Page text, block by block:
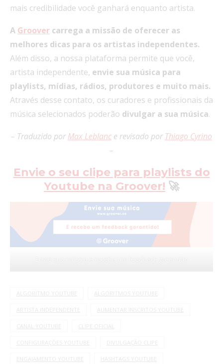
mais credibilidade você ganhará enquanto artista.
A Groover carrega a missão de oferecer as
melhores dicas para os artistas independentes.
Além disso, a nossa plataforma permite que você,
artista independente, envie sua música para
playlists, mídias, rádios, produtores e muito mais.
Através desse contato, os curadores e profissionais da
música selecionados poderão divulgar a sua música.
– Traduzido porMax Leblanc e revisado por Thiago Cyrino
–
Envie o seu clipe para playlists do
Youtube na Groover! 🚀
ALGORITMO YOUTUBE ALGORITMOS YOUTUBE
ARTISTA INDEPENDENTE AUMENTAR INSCRITOS YOUTUBE
CANAL YOUTUBE CLIPE OFICIAL
CONFIGURAÇÕES YOUTUBE DIVULGAÇÃO CLIPE
ENGAJAMENTO YOUTUBE HASHTAGS YOUTUBE